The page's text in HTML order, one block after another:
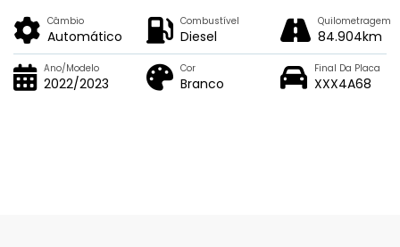
Câmbio
Automático
Combustível
Diesel
Quilometragem
84.904km
Ano/Modelo
2022/2023
Cor
Branco
Final Da Placa
XXX4A68